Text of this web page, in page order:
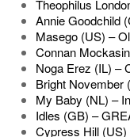
Theophilus
Annie Goodchild
Masego (US) –
Connan
Noga Erez (IL) –
Bright November
My Baby (NL) –
Idles (GB) –
Cypress Hill